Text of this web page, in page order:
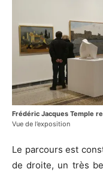
Frédéric Jacques Temple
Vue de l’exposition
Le parcours est
de droite, un très